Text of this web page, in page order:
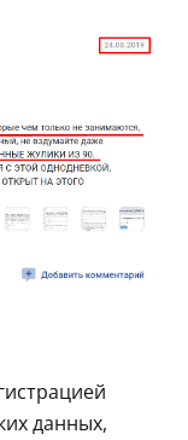
данных,